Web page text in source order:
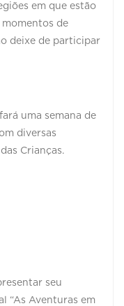
em que estão
momentos de
deixe de participar
uma semana de
diversas
Crianças.
seu
“As Aventuras em